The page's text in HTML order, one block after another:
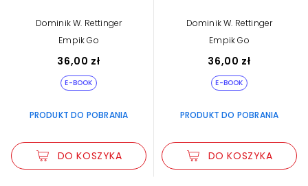
Dominik W. Rettinger
Empik Go
36,00 zł
E-BOOK
PRODUKT DO POBRANIA
DO KOSZYKA
Dominik W. Rettinger
Empik Go
36,00 zł
E-BOOK
PRODUKT DO POBRANIA
DO KOSZYKA